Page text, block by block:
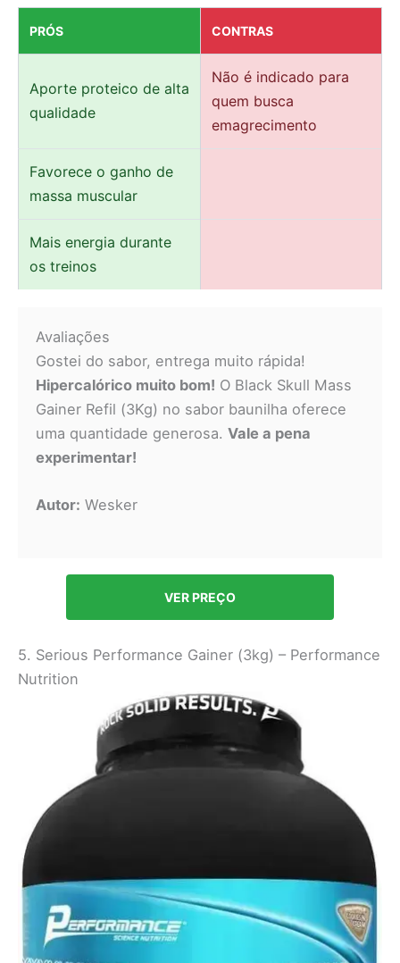
PRÓS CONTRAS
Aporte proteico de alta
qualidade
Não é indicado para
quem busca
emagrecimento
Favorece o ganho de
massa muscular
Mais energia durante
os treinos
Avaliações
Gostei do sabor, entrega muito rápida!
Hipercalórico muito bom! O Black Skull Mass
Gainer Refil (3Kg) no sabor baunilha oferece
uma quantidade generosa. Vale a pena
experimentar!
Autor: Wesker
VER PREÇO
5. Serious Performance Gainer (3kg) – Performance
Nutrition